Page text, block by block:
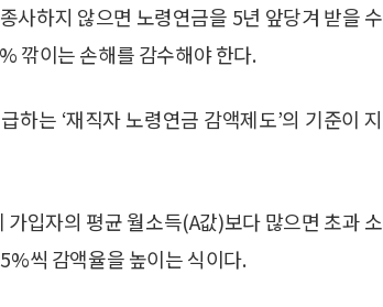
사하지 않으면 노령연금을 5년 앞당겨 받을 수
깎이는 손해를 감수해야 한다.
는 ‘재직자 노령연금 감액제도’의 기준이 지
입자의 평균 월소득(A값)보다 많으면 초과 소
씩 감액율을 높이는 식이다.